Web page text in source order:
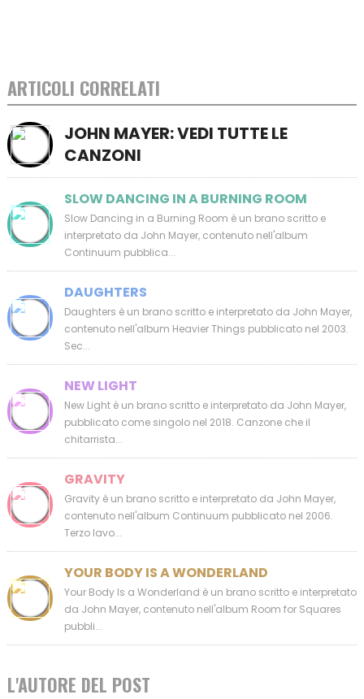
ARTICOLI CORRELATI
JOHN MAYER: VEDI TUTTE LE
CANZONI
SLOW DANCING IN A BURNING ROOM
Slow Dancing in a Burning Room è un brano scritto e
interpretato da John Mayer, contenuto nell'album
Continuum pubblica...
DAUGHTERS
Daughters è un brano scritto e interpretato da John Mayer,
contenuto nell'album Heavier Things pubblicato nel 2003.
Sec...
NEW LIGHT
New Light è un brano scritto e interpretato da John Mayer,
pubblicato come singolo nel 2018. Canzone che il
chitarrista...
GRAVITY
Gravity è un brano scritto e interpretato da John Mayer,
contenuto nell'album Continuum pubblicato nel 2006.
Terzo lavo...
YOUR BODY IS A WONDERLAND
Your Body Is a Wonderland è un brano scritto e interpretato
da John Mayer, contenuto nell'album Room for Squares
pubbli...
L'AUTORE DEL POST